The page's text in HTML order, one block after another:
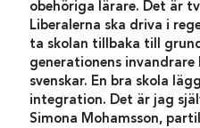
obehöriga lärare. Det är
Liberalerna ska driva i
ta skolan tillbaka till
generationens
svenskar. En bra skola
integration. Det är jag
Simona Mohamsson,